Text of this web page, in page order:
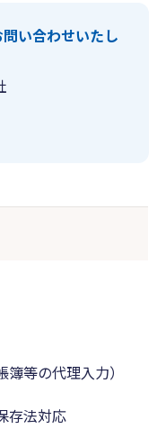
い合わせいたし
等の代理入力）
存法対応